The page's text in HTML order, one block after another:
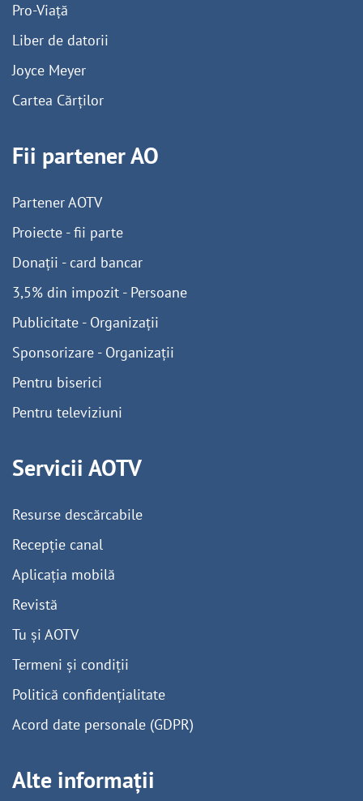
Pro-Viață
Liber de datorii
Joyce Meyer
Cartea Cărților
Fii partener AO
Partener AOTV
Proiecte - fii parte
Donații - card bancar
3,5% din impozit - Persoane
Publicitate - Organizații
Sponsorizare - Organizații
Pentru biserici
Pentru televiziuni
Servicii AOTV
Resurse descărcabile
Recepție canal
Aplicația mobilă
Revistă
Tu și AOTV
Termeni și condiții
Politică confidențialitate
Acord date personale (GDPR)
Alte informații